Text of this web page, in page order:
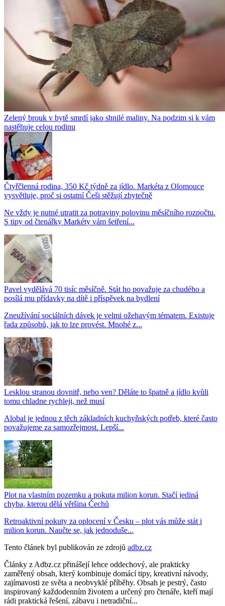
Zelený brouk v bytě smrdí jako shnilé maliny. Na podzim si k vám
nastěhuje celou rodinu
Čtyřčlenná rodina, 350 Kč týdně za jídlo. Markéta z Olomouce
vysvětluje, proč si ostatní Češi stěžují zbytečně
Ne vždy je nutné utratit za potraviny polovinu měsíčního rozpočtu.
S tipy od čtenářky Markéty vám šetření...
Pavel vydělává 70 tisíc měsíčně. Stát ho považuje za chudého a
posílá mu přídavky na dítě i příspěvek na bydlení
Zneužívání sociálních dávek je velmi ožehavým tématem. Existuje
řada způsobů, jak to lze provést. Mnohé z...
Lesklou stranou dovnitř, nebo ven? Děláte to špatně a jídlo kvůli
tomu chladne rychleji, než musí
Alobal je jednou z těch základních kuchyňských potřeb, které často
považujeme za samozřejmost. Lepší...
Plot na vlastním pozemku a pokuta milion korun. Stačí jediná
chyba, kterou dělá většina Čechů
Retroaktivní pokuty za oplocení v Česku – plot vás může stát i
milion korun. Naučte se, jak jednoduše...
Tento článek byl publikován ze zdrojů adbz.cz
Články z Adbz.cz přinášejí lehce oddechový, ale prakticky
zaměřený obsah, který kombinuje domácí tipy, kreativní návody,
zajímavosti ze světa a neobvyklé příběhy. Obsah je pestrý, často
inspirovaný každodenním životem a určený pro čtenáře, kteří mají
rádi praktická řešení, zábavu i netradiční...